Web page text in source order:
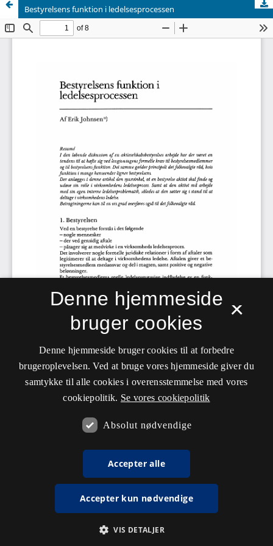
Bestyrelsens funktion i ledelsesprocessen
×
Denne hjemmeside
bruger cookies
Denne hjemmeside bruger cookies til at forbedre
brugeroplevelsen. Ved at bruge vores hjemmeside giver du
samtykke til alle cookies i overensstemmelse med vores
cookiepolitik. Se vores cookiepolitik
Absolut nødvendige
Accepter alle
Accepter kun nødvendige
VIS DETALJER